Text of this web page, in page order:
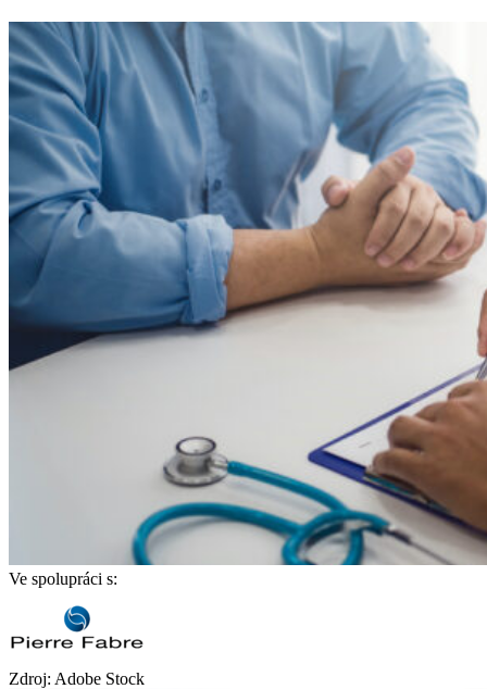
Ve spolupráci s:
Zdroj: Adobe Stock